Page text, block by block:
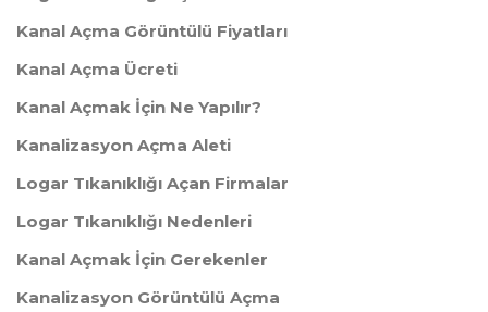
Kanal Açma Görüntülü Fiyatları
Kanal Açma Ücreti
Kanal Açmak İçin Ne Yapılır?
Kanalizasyon Açma Aleti
Logar Tıkanıklığı Açan Firmalar
Logar Tıkanıklığı Nedenleri
Kanal Açmak İçin Gerekenler
Kanalizasyon Görüntülü Açma